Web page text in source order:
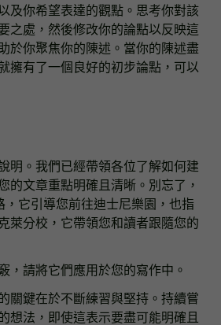
及你希望表達的觀點。思考你對該
之處，然後修改你的論點以反映這
於你聚焦你的陳述。當你的陳述盡
擁有了一個良好的初步論點，可以
明。我們已經帶領各位了解如何建
的文章重點明確且清晰。別忘了，
，它引導您前往迪士尼樂園，也指
萊分校，它帶領您和讀者跟隨您的
，請將它們應用於您的寫作中。
關鍵在於不斷練習與堅持。持續嘗
想法，即使這表示要盡可能明確且